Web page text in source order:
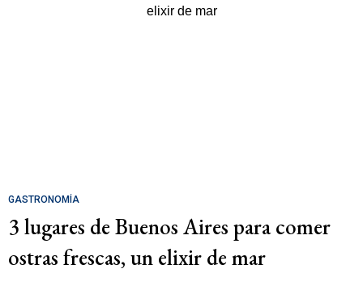
GASTRONOMÍA
3 lugares de Buenos Aires para comer
ostras frescas, un elixir de mar